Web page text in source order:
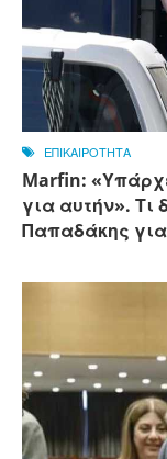
ΕΠΙΚΑΙΡΟΤΗΤΑ
Marfin:
για αυτήν». Τι
Παπαδάκης